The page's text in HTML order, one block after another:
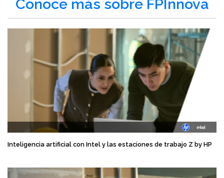
Conoce más sobre FPInnova
Inteligencia artificial con Intel y las estaciones de trabajo Z by HP